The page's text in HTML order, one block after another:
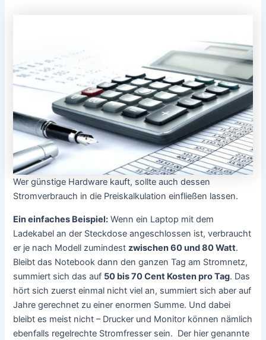
Wer günstige Hardware kauft, sollte auch dessen
Stromverbrauch in die Preiskalkulation einfließen lassen.
Ein einfaches Beispiel: Wenn ein Laptop mit dem
Ladekabel an der Steckdose angeschlossen ist, verbraucht
er je nach Modell zumindest zwischen 60 und 80 Watt.
Bleibt das Notebook dann den ganzen Tag am Stromnetz,
summiert sich das auf 50 bis 70 Cent Kosten pro Tag. Das
hört sich zuerst einmal nicht viel an, summiert sich aber auf
Jahre gerechnet zu einer enormen Summe. Und dabei
bleibt es meist nicht – Drucker und Monitor können nämlich
ebenfalls regelrechte Stromfresser sein. Der hier genannte